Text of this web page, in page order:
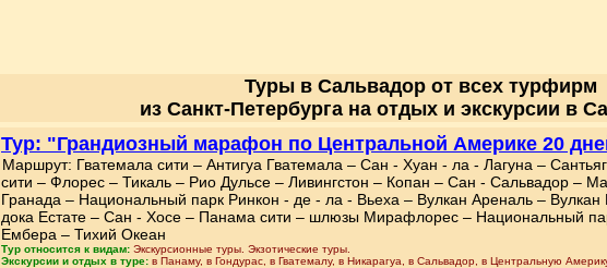
Туры в Сальвадор от всех турфирм
из Санкт-Петербурга на отдых и экскурсии в
Тур: "Грандиозный марафон по Центральной Америке 20
Маршрут: Гватемала сити – Антигуа Гватемала – Сан - Хуан - ла - Лагуна –
сити – Флорес – Тикаль – Рио Дульсе – Ливингстон – Копан – Cан - Сальвадор –
Гранада – Национальный парк Ринкон - де - ла - Вьеха – Вулкан Ареналь –
дока Естате – Сан - Хосе – Панама сити – шлюзы Мирафлорес – Национальный
Ембера – Тихий Океан
Тур относится к видам: Экскурсионные туры. Экзотические туры.
Экскурсии и отдых в туре: в Панаму, в Гондурас, в Гватемалу, в Никарагуа, в Сальвадор, в Центральную